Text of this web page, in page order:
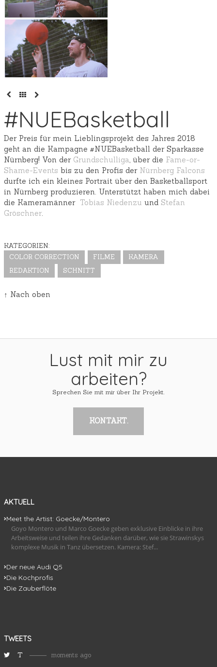
#NUEBasketball
Der Preis für mein Lieblingsprojekt des Jahres 2018
geht an die Kampagne #NUEBasketball der Sparkasse
Nürnberg! Von der Grundschulliga, über die Fame-or-
Shame-Events bis zu den Profis derNürnberg Falcons
durfte ich ein kleines Portrait über den Basketballsport
in Nürnberg produzieren. Unterstützt haben mich dabei
die Kameramänner Tobias Niedenzu und Stefan
Gröschner.
KATEGORIEN:
COLOR CORRECTION
FILME
KAMERA
REDAKTION
SCHNITT
↑ Nach oben
Lust mit mir zu
arbeiten?
Sprechen Sie mit mir über Ihr Projekt.
KONTAKT.
AKTUELL
Meet the Artist: Goecke/Montero
Goyo Montero und Marco Goecke geben exklusive Einblicke in ihre
Arbeitsweise und teilen ihre Gedanken darüber, wie sie Strawinskys
komplexe Musik in Tanz übersetzen. Kamera: Stef...
Der neue Audi Q5
Die Kochprofis
Die Zauberflöte
TWEETS
T moments ago